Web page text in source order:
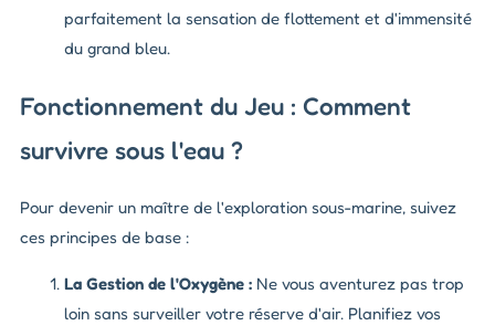
parfaitement la sensation de flottement et d'immensité
du grand bleu.
Fonctionnement du Jeu : Comment
survivre sous l'eau ?
Pour devenir un maître de l'exploration sous-marine, suivez
ces principes de base :
La Gestion de l'Oxygène : Ne vous aventurez pas trop
loin sans surveiller votre réserve d'air. Planifiez vos